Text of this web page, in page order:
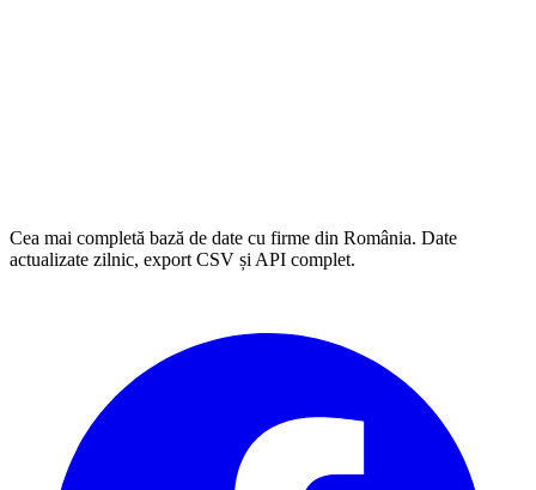
Cea mai completă bază de date cu firme din România. Date
actualizate zilnic, export CSV și API complet.